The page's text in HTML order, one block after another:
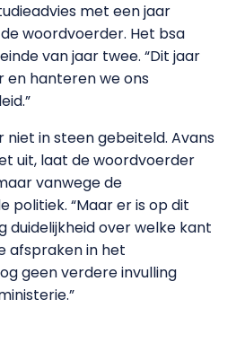
met een jaar
woordvoerder. Het bsa
van jaar twee. “Dit jaar
hanteren we ons
niet in steen gebeiteld. Avans
uit, laat de woordvoerder
vanwege de
politiek. “Maar er is op dit
duidelijkheid over welke kant
afspraken in het
geen verdere invulling